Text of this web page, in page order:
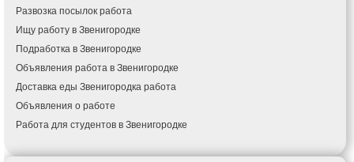
Развозка посылок работа
Ищу работу в Звенигородке
Подработка в Звенигородке
Объявления работа в Звенигородке
Доставка еды Звенигородка работа
Объявления о работе
Работа для студентов в Звенигородке